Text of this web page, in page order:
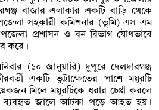
বাজার এলাকার একটি বাড়ি থেকে
সহকারী কমিশনার (ভূমি) এস এম
প্রশাসন ও বন বিভাগ যৌথভাবে
করে।
(১০ জানুয়ারি) দুপুরে দেলদারগঞ্জ
একটি ভুট্টাক্ষেতের পাশে ময়ূরটি
মিলে ময়ূরটিকে ধরার চেষ্টা করলে
ব্যবহৃত জালে আটকা পড়ে আহত হয়।